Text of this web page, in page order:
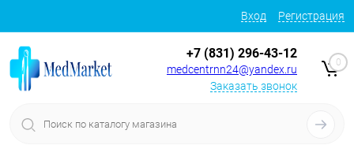
Вход Регистрация
+7 (831) 296-43-12
medcentrnn24@yandex.ru
Заказать звонок
0